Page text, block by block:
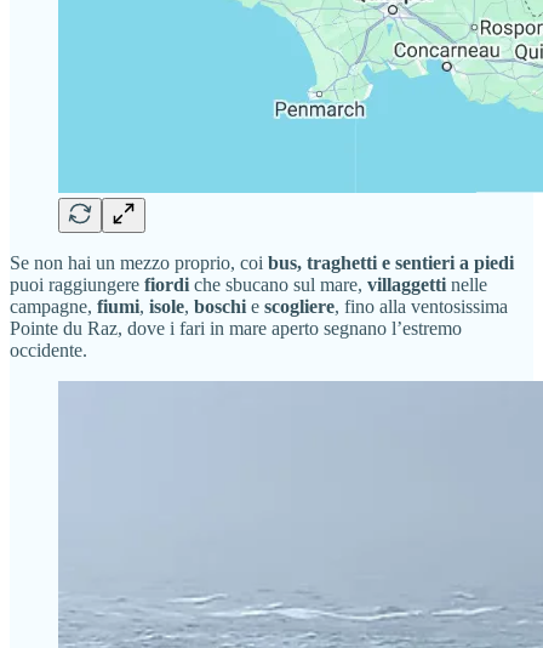
Se non hai un mezzo proprio, coi bus, traghetti e sentieri a piedi
puoi raggiungere fiordi che sbucano sul mare, villaggetti nelle
campagne, fiumi, isole, boschi e scogliere, fino alla ventosissima
Pointe du Raz, dove i fari in mare aperto segnano l’estremo
occidente.